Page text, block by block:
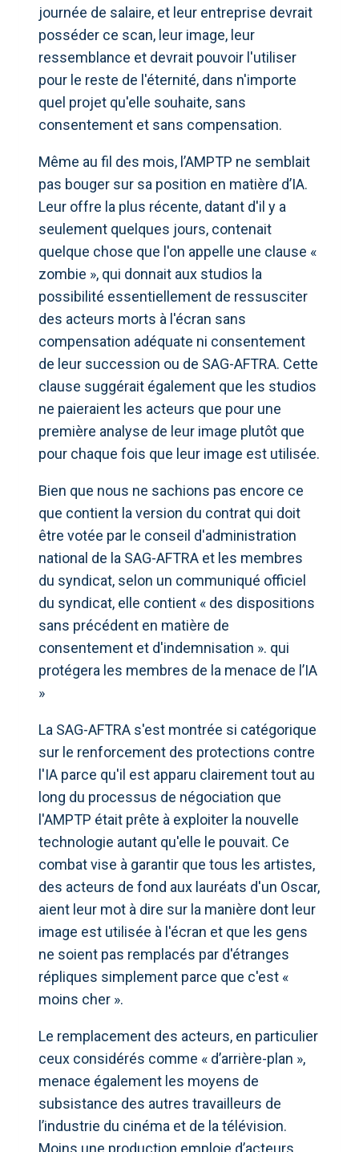
journée de salaire, et leur entreprise devrait
posséder ce scan, leur image, leur
ressemblance et devrait pouvoir l'utiliser
pour le reste de l'éternité, dans n'importe
quel projet qu'elle souhaite, sans
consentement et sans compensation.
Même au fil des mois, l’AMPTP ne semblait
pas bouger sur sa position en matière d’IA.
Leur offre la plus récente, datant d'il y a
seulement quelques jours, contenait
quelque chose que l'on appelle une clause «
zombie », qui donnait aux studios la
possibilité essentiellement de ressusciter
des acteurs morts à l'écran sans
compensation adéquate ni consentement
de leur succession ou de SAG-AFTRA. Cette
clause suggérait également que les studios
ne paieraient les acteurs que pour une
première analyse de leur image plutôt que
pour chaque fois que leur image est utilisée.
Bien que nous ne sachions pas encore ce
que contient la version du contrat qui doit
être votée par le conseil d'administration
national de la SAG-AFTRA et les membres
du syndicat, selon un communiqué officiel
du syndicat, elle contient « des dispositions
sans précédent en matière de
consentement et d'indemnisation ». qui
protégera les membres de la menace de l’IA
»
La SAG-AFTRA s'est montrée si catégorique
sur le renforcement des protections contre
l'IA parce qu'il est apparu clairement tout au
long du processus de négociation que
l'AMPTP était prête à exploiter la nouvelle
technologie autant qu'elle le pouvait. Ce
combat vise à garantir que tous les artistes,
des acteurs de fond aux lauréats d'un Oscar,
aient leur mot à dire sur la manière dont leur
image est utilisée à l'écran et que les gens
ne soient pas remplacés par d'étranges
répliques simplement parce que c'est «
moins cher ».
Le remplacement des acteurs, en particulier
ceux considérés comme « d’arrière-plan »,
menace également les moyens de
subsistance des autres travailleurs de
l’industrie du cinéma et de la télévision.
Moins une production emploie d’acteurs,